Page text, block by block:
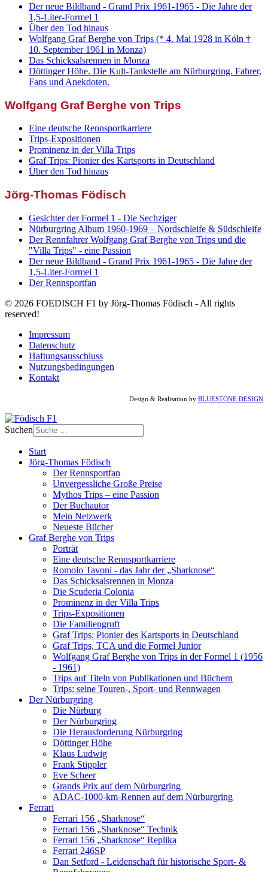
Der neue Bildband - Grand Prix 1961-1965 - Die Jahre der
1,5-Liter-Formel 1
Über den Tod hinaus
Wolfgang Graf Berghe von Trips (* 4. Mai 1928 in Köln †
10. September 1961 in Monza)
Das Schicksalsrennen in Monza
Döttinger Höhe. Die Kult-Tankstelle am Nürburgring. Fahrer,
Fans und Anekdoten.
Wolfgang Graf Berghe von Trips
Eine deutsche Rennsportkarriere
Trips-Expositionen
Prominenz in der Villa Trips
Graf Trips: Pionier des Kartsports in Deutschland
Über den Tod hinaus
Jörg-Thomas Födisch
Gesichter der Formel 1 - Die Sechziger
Nürburgring Album 1960-1969 – Nordschleife & Südschleife
Der Rennfahrer Wolfgang Graf Berghe von Trips und die
"Villa Trips" - eine Passion
Der neue Bildband - Grand Prix 1961-1965 - Die Jahre der
1,5-Liter-Formel 1
Der Rennsportfan
© 2026 FOEDISCH F1 by Jörg-Thomas Födisch - All rights
reserved!
Impressum
Datenschutz
Haftungsausschluss
Nutzungsbedingungen
Kontakt
Design & Realisation by BLUESTONE DESIGN
Suchen
Start
Jörg-Thomas Födisch
Der Rennsportfan
Unvergessliche Große Preise
Mythos Trips – eine Passion
Der Buchautor
Mein Netzwerk
Neueste Bücher
Graf Berghe von Trips
Porträt
Eine deutsche Rennsportkarriere
Romolo Tavoni - das Jahr der „Sharknose“
Das Schicksalsrennen in Monza
Die Scuderia Colonia
Prominenz in der Villa Trips
Trips-Expositionen
Die Familiengruft
Graf Trips: Pionier des Kartsports in Deutschland
Graf Trips, TCA und die Formel Junior
Wolfgang Graf Berghe von Trips in der Formel 1 (1956
- 1961)
Trips auf Titeln von Publikationen und Büchern
Trips: seine Touren-, Sport- und Rennwagen
Der Nürburgring
Die Nürburg
Der Nürburgring
Die Herausforderung Nürburgring
Döttinger Höhe
Klaus Ludwig
Frank Stippler
Eve Scheer
Grands Prix auf dem Nürburgring
ADAC-1000-km-Rennen auf dem Nürburgring
Ferrari
Ferrari 156 „Sharknose“
Ferrari 156 „Sharknose“ Technik
Ferrari 156 „Sharknose“ Replika
Ferrari 246SP
Dan Setford - Leidenschaft für historische Sport- &